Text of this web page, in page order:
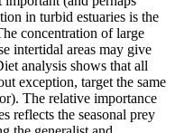
in turbid estuaries is the
concentration of large
intertidal areas may give
analysis shows that all
exception, target the same
The relative importance
reflects the seasonal prey